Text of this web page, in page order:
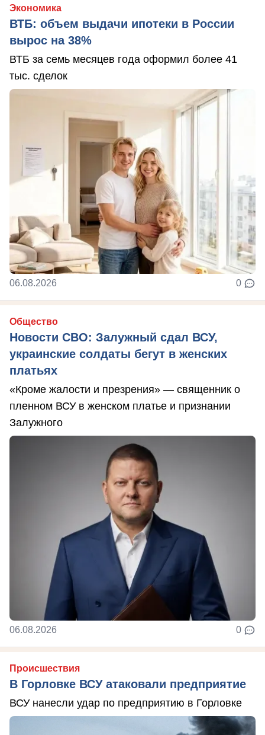
Экономика
ВТБ: объем выдачи ипотеки в России
вырос на 38%
ВТБ за семь месяцев года оформил более 41
тыс. сделок
06.08.2026 0
Общество
Новости СВО: Залужный сдал ВСУ,
украинские солдаты бегут в женских
платьях
«Кроме жалости и презрения» — священник о
пленном ВСУ в женском платье и признании
Залужного
06.08.2026 0
Происшествия
В Горловке ВСУ атаковали предприятие
ВСУ нанесли удар по предприятию в Горловке